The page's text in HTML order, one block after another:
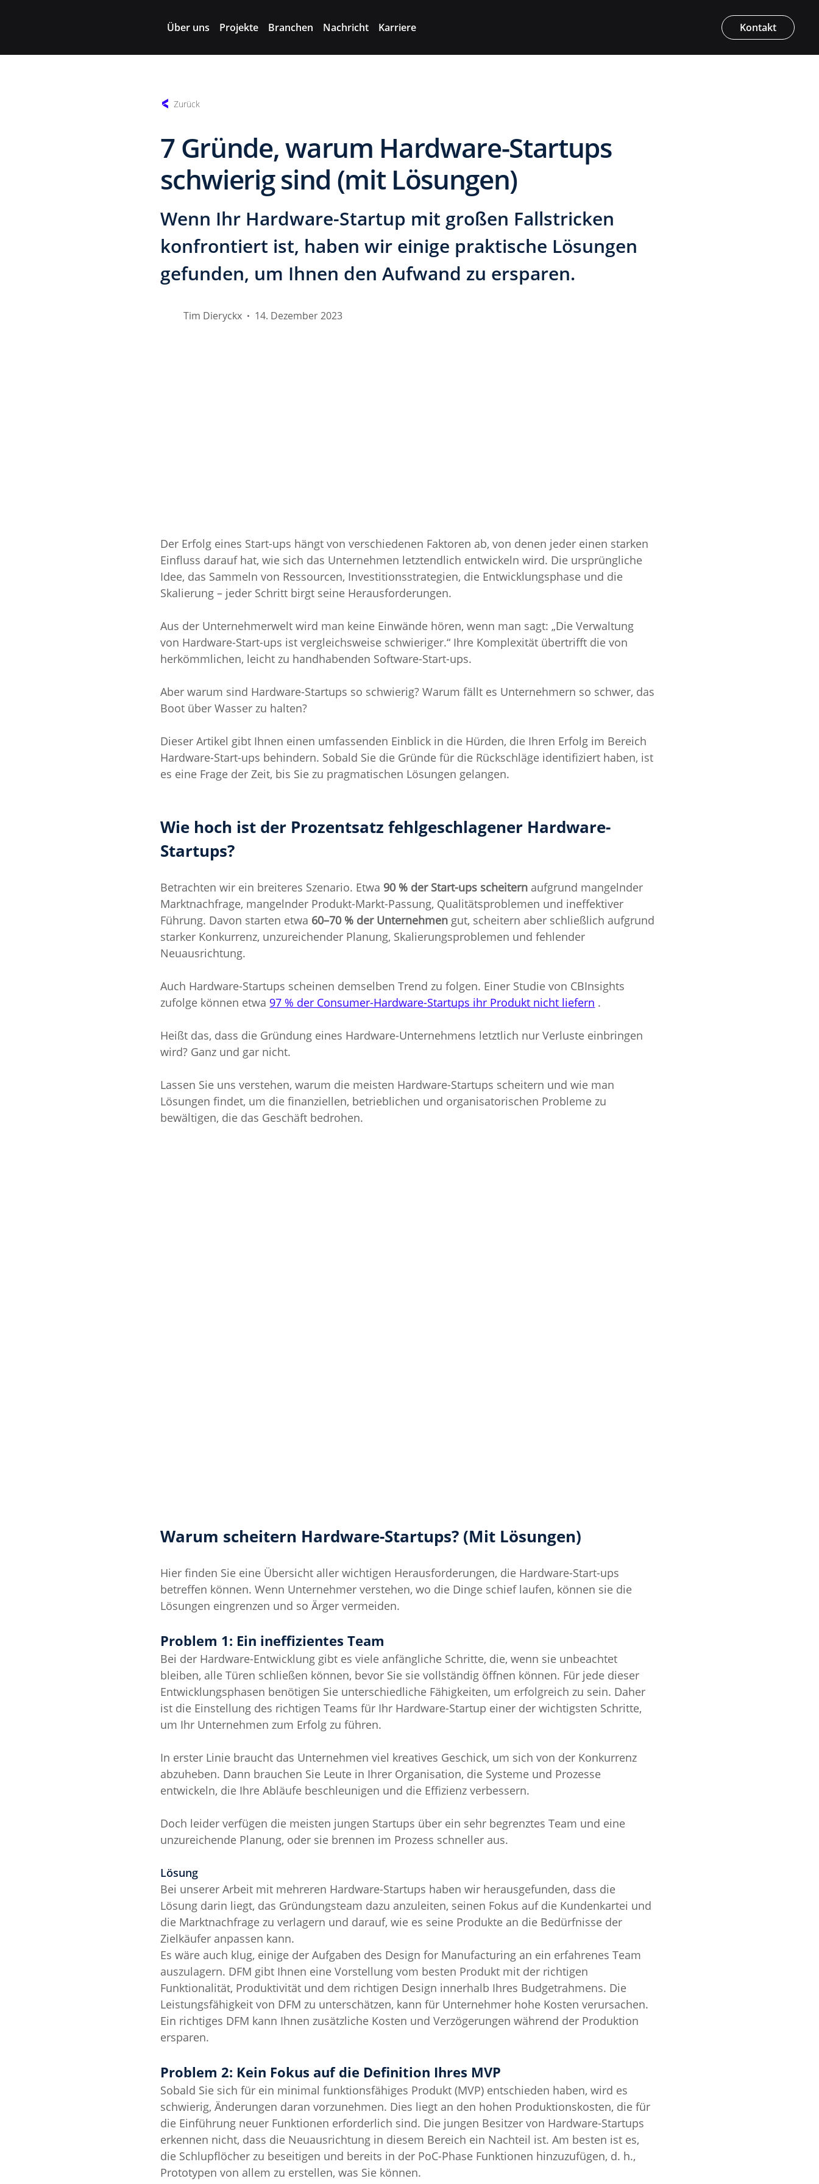
Kontakt
Über uns Projekte Branchen Nachricht Karriere
7 Gründe, warum Hardware-Startups
schwierig sind (mit Lösungen)
Wenn Ihr Hardware-Startup mit großen Fallstricken
konfrontiert ist, haben wir einige praktische Lösungen
gefunden, um Ihnen den Aufwand zu ersparen.
14. Dezember 2023
Tim Dieryckx •
Zurück
Der Erfolg eines Start-ups hängt von verschiedenen Faktoren ab, von denen jeder einen starken
Einfluss darauf hat, wie sich das Unternehmen letztendlich entwickeln wird. Die ursprüngliche
Idee, das Sammeln von Ressourcen, Investitionsstrategien, die Entwicklungsphase und die
Skalierung – jeder Schritt birgt seine Herausforderungen.
Aus der Unternehmerwelt wird man keine Einwände hören, wenn man sagt: „Die Verwaltung
von Hardware-Start-ups ist vergleichsweise schwieriger.“ Ihre Komplexität übertrifft die von
herkömmlichen, leicht zu handhabenden Software-Start-ups.
Aber warum sind Hardware-Startups so schwierig? Warum fällt es Unternehmern so schwer, das
Boot über Wasser zu halten?
Dieser Artikel gibt Ihnen einen umfassenden Einblick in die Hürden, die Ihren Erfolg im Bereich
Hardware-Start-ups behindern. Sobald Sie die Gründe für die Rückschläge identifiziert haben, ist
es eine Frage der Zeit, bis Sie zu pragmatischen Lösungen gelangen.
Wie hoch ist der Prozentsatz fehlgeschlagener Hardware-
Startups?
Betrachten wir ein breiteres Szenario. Etwa 90 % der Start-ups scheitern aufgrund mangelnder
Marktnachfrage, mangelnder Produkt-Markt-Passung, Qualitätsproblemen und ineffektiver
Führung. Davon starten etwa 60–70 % der Unternehmen gut, scheitern aber schließlich aufgrund
starker Konkurrenz, unzureichender Planung, Skalierungsproblemen und fehlender
Neuausrichtung.
Auch Hardware-Startups scheinen demselben Trend zu folgen. Einer Studie von CBInsights
zufolge können etwa 97 % der Consumer-Hardware-Startups ihr Produkt nicht liefern .
Heißt das, dass die Gründung eines Hardware-Unternehmens letztlich nur Verluste einbringen
wird? Ganz und gar nicht.
Lassen Sie uns verstehen, warum die meisten Hardware-Startups scheitern und wie man
Lösungen findet, um die finanziellen, betrieblichen und organisatorischen Probleme zu
bewältigen, die das Geschäft bedrohen.
Warum scheitern Hardware-Startups? (Mit Lösungen)
Hier finden Sie eine Übersicht aller wichtigen Herausforderungen, die Hardware-Start-ups
betreffen können. Wenn Unternehmer verstehen, wo die Dinge schief laufen, können sie die
Lösungen eingrenzen und so Ärger vermeiden.
Problem 1: Ein ineffizientes Team
Bei der Hardware-Entwicklung gibt es viele anfängliche Schritte, die, wenn sie unbeachtet
bleiben, alle Türen schließen können, bevor Sie sie vollständig öffnen können. Für jede dieser
Entwicklungsphasen benötigen Sie unterschiedliche Fähigkeiten, um erfolgreich zu sein. Daher
ist die Einstellung des richtigen Teams für Ihr Hardware-Startup einer der wichtigsten Schritte,
um Ihr Unternehmen zum Erfolg zu führen.
In erster Linie braucht das Unternehmen viel kreatives Geschick, um sich von der Konkurrenz
abzuheben. Dann brauchen Sie Leute in Ihrer Organisation, die Systeme und Prozesse
entwickeln, die Ihre Abläufe beschleunigen und die Effizienz verbessern.
Doch leider verfügen die meisten jungen Startups über ein sehr begrenztes Team und eine
unzureichende Planung, oder sie brennen im Prozess schneller aus.
Lösung
Bei unserer Arbeit mit mehreren Hardware-Startups haben wir herausgefunden, dass die
Lösung darin liegt, das Gründungsteam dazu anzuleiten, seinen Fokus auf die Kundenkartei und
die Marktnachfrage zu verlagern und darauf, wie es seine Produkte an die Bedürfnisse der
Zielkäufer anpassen kann.
Es wäre auch klug, einige der Aufgaben des Design for Manufacturing an ein erfahrenes Team
auszulagern. DFM gibt Ihnen eine Vorstellung vom besten Produkt mit der richtigen
Funktionalität, Produktivität und dem richtigen Design innerhalb Ihres Budgetrahmens. Die
Leistungsfähigkeit von DFM zu unterschätzen, kann für Unternehmer hohe Kosten verursachen.
Ein richtiges DFM kann Ihnen zusätzliche Kosten und Verzögerungen während der Produktion
ersparen.
Problem 2: Kein Fokus auf die Definition Ihres MVP
Sobald Sie sich für ein minimal funktionsfähiges Produkt (MVP) entschieden haben, wird es
schwierig, Änderungen daran vorzunehmen. Dies liegt an den hohen Produktionskosten, die für
die Einführung neuer Funktionen erforderlich sind. Die jungen Besitzer von Hardware-Startups
erkennen nicht, dass die Neuausrichtung in diesem Bereich ein Nachteil ist. Am besten ist es,
die Schlupflöcher zu beseitigen und bereits in der PoC-Phase Funktionen hinzuzufügen, d. h.,
Prototypen von allem zu erstellen, was Sie können.